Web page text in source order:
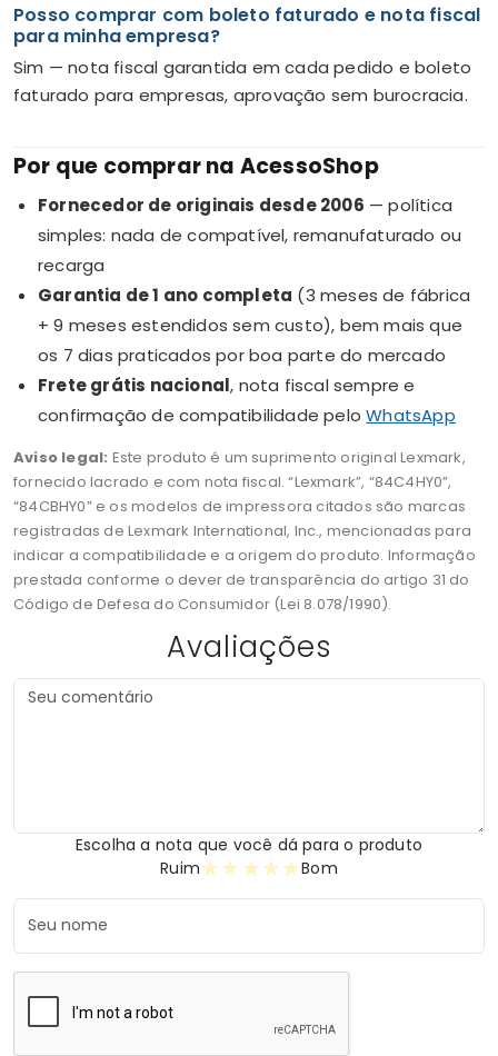
Posso comprar com boleto faturado e nota fiscal
para minha empresa?
Sim — nota fiscal garantida em cada pedido e boleto
faturado para empresas, aprovação sem burocracia.
Por que comprar na AcessoShop
Fornecedor de originais desde 2006 — política
simples: nada de compatível, remanufaturado ou
recarga
Garantia de 1 ano completa (3 meses de fábrica
+ 9 meses estendidos sem custo), bem mais que
os 7 dias praticados por boa parte do mercado
Frete grátis nacional, nota fiscal sempre e
confirmação de compatibilidade peloWhatsApp
Aviso legal: Este produto é um suprimento original Lexmark,
fornecido lacrado e com nota fiscal. “Lexmark”, “84C4HY0”,
“84CBHY0” e os modelos de impressora citados são marcas
registradas de Lexmark International, Inc., mencionadas para
indicar a compatibilidade e a origem do produto. Informação
prestada conforme o dever de transparência do artigo 31 do
Código de Defesa do Consumidor (Lei 8.078/1990).
Avaliações
Escolha a nota que você dá para o produto
Ruim
★
★
★
★
★ Bom